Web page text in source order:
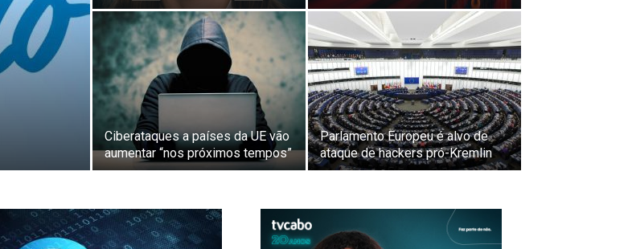
Ciberataques a países da UE vão
aumentar “nos próximos tempos”
Parlamento Europeu é alvo de
ataque de hackers pró-Kremlin